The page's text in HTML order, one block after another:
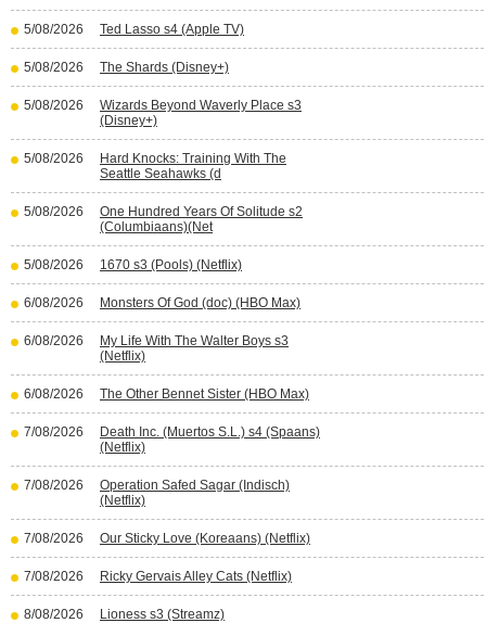
5/08/2026 Ted Lasso s4 (Apple TV)
5/08/2026 The Shards (Disney+)
5/08/2026
Wizards Beyond Waverly Place s3
(Disney+)
5/08/2026
Hard Knocks: Training With The
Seattle Seahawks (d
5/08/2026
One Hundred Years Of Solitude s2
(Columbiaans)(Net
5/08/2026 1670 s3 (Pools) (Netflix)
6/08/2026 Monsters Of God (doc) (HBO Max)
6/08/2026
My Life With The Walter Boys s3
(Netflix)
6/08/2026 The Other Bennet Sister (HBO Max)
7/08/2026
Death Inc. (Muertos S.L.) s4 (Spaans)
(Netflix)
7/08/2026
Operation Safed Sagar (Indisch)
(Netflix)
7/08/2026 Our Sticky Love (Koreaans) (Netflix)
7/08/2026 Ricky Gervais Alley Cats (Netflix)
8/08/2026 Lioness s3 (Streamz)